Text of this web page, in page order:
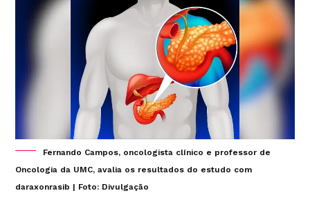
Fernando Campos, oncologista clínico e professor de
Oncologia da UMC, avalia os resultados do estudo com
daraxonrasib | Foto: Divulgação